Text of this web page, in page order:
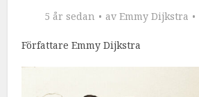
5 år sedan av Emmy Dijkstra
Författare Emmy Dijkstra